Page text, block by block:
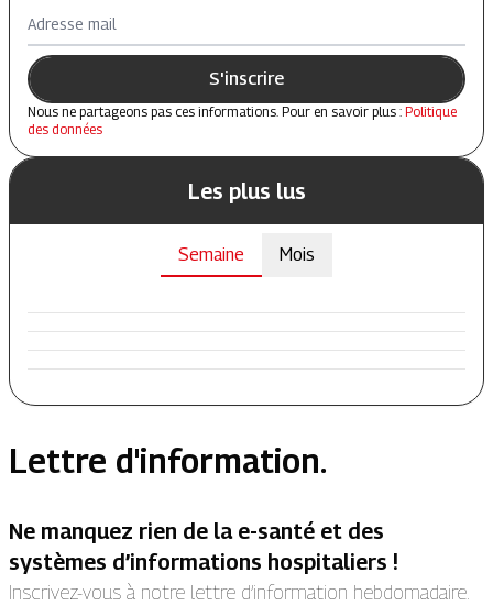
Adresse mail
S'inscrire
Nous ne partageons pas ces informations. Pour en savoir plus : Politique
des données
Les plus lus
Semaine Mois
Lettre d'information.
Ne manquez rien de la e-santé et des
systèmes d’informations hospitaliers !
Inscrivez-vous à notre lettre d’information hebdomadaire.